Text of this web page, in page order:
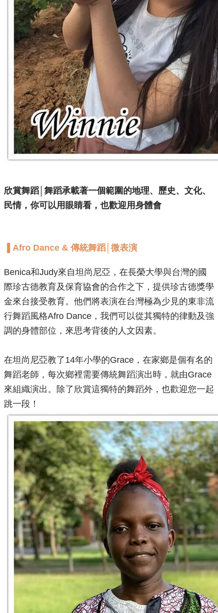
​欣賞舞蹈│舞蹈承載著一個範圍的地理、歷史、文化、
民情，你可以用眼睛看，也歡迎用身體會
▐ ​​Afro Dance & 傳統舞蹈│微表演
Benica和Judy來自坦尚尼亞，在長榮大學與台灣的國
際珍古德教育及保育協會的合作之下，提供珍古德獎學
金來台接受教育。他們將表演在台灣極為少見的東非流
行舞蹈風格Afro Dance，我們可以從其獨特的律動及強
調的身體部位，來思考背後的人文因素。
在坦尚尼亞教了14年小學的Grace，在家鄉是個有名的
舞蹈老師，每次鄉裡需要傳統舞蹈演出時，就由Grace
來組織演出。除了欣賞這獨特的舞蹈外，也歡迎您一起
跳一段！